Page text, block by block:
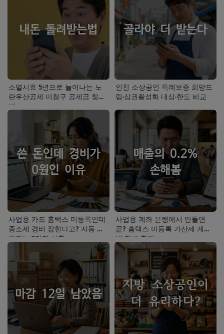
소멸시효 5년으로 늘어나는 노
란우산공제 미청구 공제금 찾는
법
인천 소상공인 특례보증 희망드
림·상권활성화 대상·한도 비교
사업용 카드 홈택스 미등록인데
종소세 경비 잡힌다고? 자동 누
락되는 3가지 상황
사업용 계좌 은행에서 만들면
끝? 홈택스 미등록 가산세 계산
법 지금 확인